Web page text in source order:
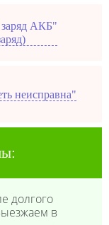
АКБ"
неисправна"
долгого
в